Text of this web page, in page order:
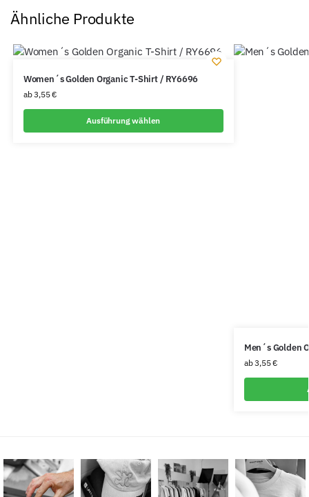
Ähnliche Produkte
Women´s Golden Organic T-Shirt / RY6696
ab3,55€
Ausführung wählen
Men´s Golden
ab3,55€